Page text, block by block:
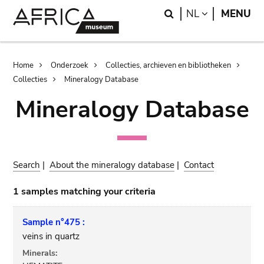
Search
NL LANGUAGE
MENU
Breadcrumb
Home Onderzoek
Collecties, archieven en bibliotheken
Collecties
Mineralogy Database
Mineralogy Database
Search |About the mineralogy database | Contact
1 samples matching your criteria
Sample n°475 :
veins in quartz
Minerals: